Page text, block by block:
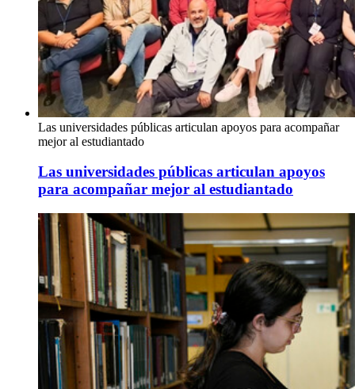
Las universidades públicas articulan apoyos para acompañar
mejor al estudiantado
Las universidades públicas articulan apoyos
para acompañar mejor al estudiantado